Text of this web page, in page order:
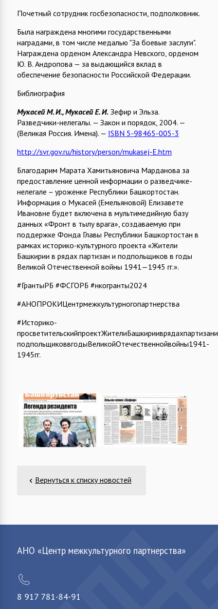
Почетный сотрудник госбезопасности, подполковник.
Была награждена многими государственными
наградами, в том числе медалью "За боевые заслуги".
Награждена орденом Александра Невского, орденом
Ю. В. Андропова — за выдающийся вклад в
обеспечение безопасности Российской Федерации.
Библиография
Мукасей М. И., Мукасей Е. И. Зефир и Эльза.
Разведчики-нелегалы. — Закон и порядок, 2004. —
(Великая Россия. Имена). — ISBN 5-98465-005-3
http://svr.gov.ru/history/person/mukasej-E.htm
Благодарим Марата Хамитьяновича Марданова за
предоставление ценной информации о разведчике-
нелегале – уроженке Республики Башкортостан.
Информация о Мукасей (Емельяновой) Елизавете
Ивановне будет включена в мультимедийную базу
данных «Фронт в тылу врага», создаваемую при
поддержке Фонда Главы Республики Башкортостан в
рамках историко-культурного проекта «Жители
Башкирии в рядах партизан и подпольщиков в годы
Великой Отечественной войны 1941—1945 гг.».
#ГрантыРБ #ФСГОРБ #нкогранты2024
#АНОПРОКИЦентрмежкультурногопартнерства
#Историко-
просветительскийпроектЖителиБашкирииврядахпартизани
подпольщиковвгодыВеликойОтечественнойвойны1941-
1945гг.
Вернуться к списку новостей
АНО «Центр межкультурного партнерства»
8 917 781-84-91